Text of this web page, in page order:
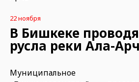
22 ноября
В Бишкеке
русла реки Ала-
Муниципальное